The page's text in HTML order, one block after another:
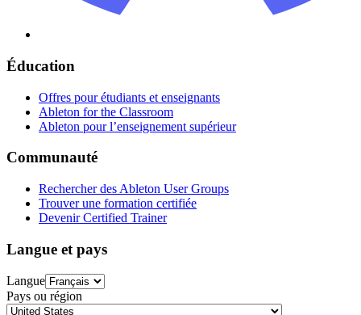
Éducation
Offres pour étudiants et enseignants
Ableton for the Classroom
Ableton pour l’enseignement supérieur
Communauté
Rechercher des Ableton User Groups
Trouver une formation certifiée
Devenir Certified Trainer
Langue et pays
Langue
Pays ou région